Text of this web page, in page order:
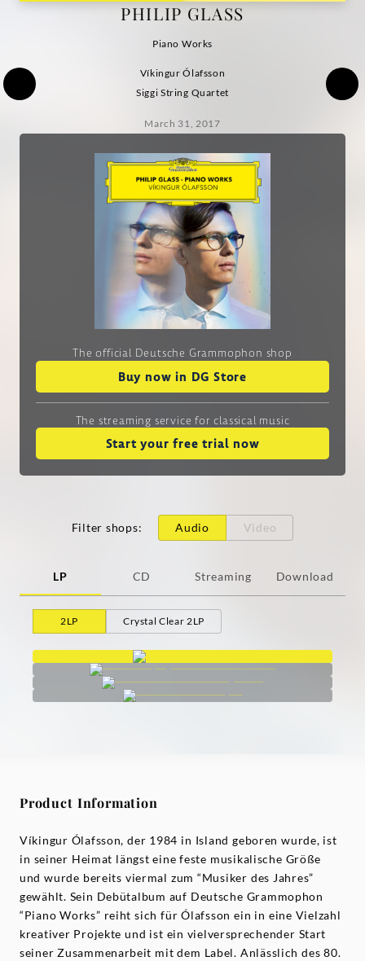
PHILIP GLASS
Piano Works
Víkingur Ólafsson
Siggi String Quartet
March 31, 2017
The official Deutsche Grammophon shop
Buy now in DG Store
The streaming service for classical music
Start your free trial now
Filter shops: Audio Video
LP CD Streaming Download
2LP Crystal Clear 2LP
Product Information
Víkingur Ólafsson, der 1984 in Island geboren wurde, ist
in seiner Heimat längst eine feste musikalische Größe
und wurde bereits viermal zum “Musiker des Jahres”
gewählt. Sein Debütalbum auf Deutsche Grammophon
“Piano Works” reiht sich für Ólafsson ein in eine Vielzahl
kreativer Projekte und ist ein vielversprechender Start
seiner Zusammenarbeit mit dem Label. Anlässlich des 80.